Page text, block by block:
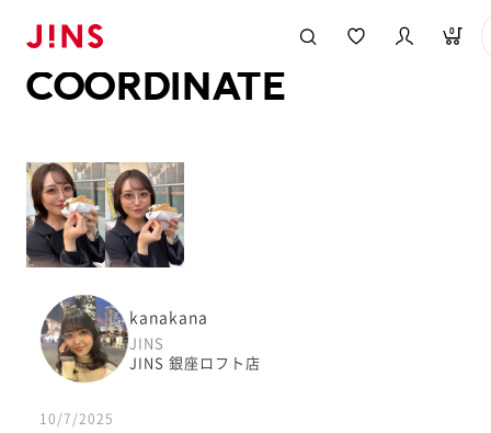
0
COORDINATE
kanakana
JINS
JINS 銀座ロフト店
10/7/2025